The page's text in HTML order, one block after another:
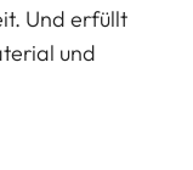
Und erfüllt
und
ein. Ist bis
der